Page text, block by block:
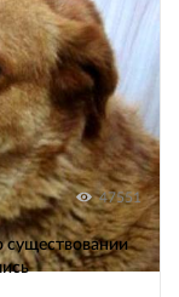
47551
существовании